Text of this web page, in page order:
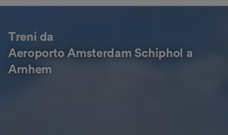
Treni da
Aeroporto Amsterdam Schiphol a
Arnhem